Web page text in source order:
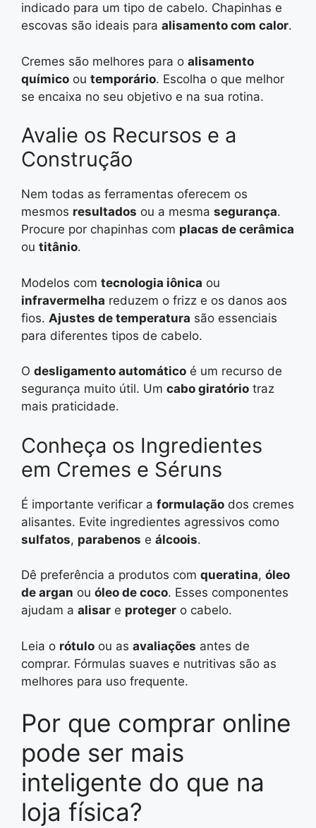
indicado para um tipo de cabelo. Chapinhas e
escovas são ideais para alisamento com calor.
Cremes são melhores para o alisamento
químico ou temporário. Escolha o que melhor
se encaixa no seu objetivo e na sua rotina.
Avalie os Recursos e a
Construção
Nem todas as ferramentas oferecem os
mesmos resultados ou a mesma segurança.
Procure por chapinhas com placas de cerâmica
ou titânio.
Modelos com tecnologia iônica ou
infravermelha reduzem o frizz e os danos aos
fios. Ajustes de temperatura são essenciais
para diferentes tipos de cabelo.
O desligamento automático é um recurso de
segurança muito útil. Um cabo giratório traz
mais praticidade.
Conheça os Ingredientes
em Cremes e Séruns
É importante verificar a formulação dos cremes
alisantes. Evite ingredientes agressivos como
sulfatos, parabenos e álcoois.
Dê preferência a produtos com queratina, óleo
de argan ou óleo de coco. Esses componentes
ajudam a alisar e proteger o cabelo.
Leia o rótulo ou as avaliações antes de
comprar. Fórmulas suaves e nutritivas são as
melhores para uso frequente.
Por que comprar online
pode ser mais
inteligente do que na
loja física?